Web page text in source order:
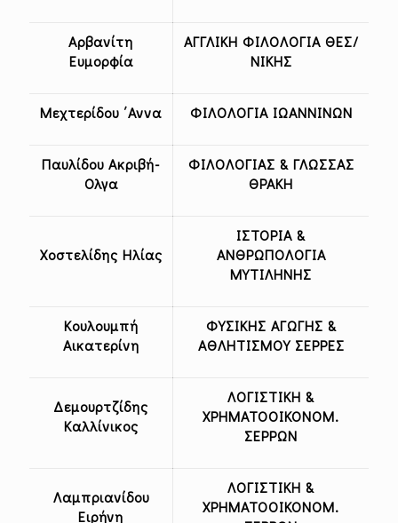
Αρβανίτη
Ευμορφία
ΑΓΓΛΙΚΗ ΦΙΛΟΛΟΓΙΑ ΘΕΣ/
ΝΙΚΗΣ
Μεχτερίδου ΄Αννα ΦΙΛΟΛΟΓΙΑ ΙΩΑΝΝΙΝΩΝ
Παυλίδου Ακριβή-
Ολγα
ΦΙΛΟΛΟΓΙΑΣ & ΓΛΩΣΣΑΣ
ΘΡΑΚΗ
Χοστελίδης Ηλίας
ΙΣΤΟΡΙΑ &
ΑΝΘΡΩΠΟΛΟΓΙΑ
ΜΥΤΙΛΗΝΗΣ
Κουλουμπή
Αικατερίνη
ΦΥΣΙΚΗΣ ΑΓΩΓΗΣ &
ΑΘΛΗΤΙΣΜΟΥ ΣΕΡΡΕΣ
Δεμουρτζίδης
Καλλίνικος
ΛΟΓΙΣΤΙΚΗ &
ΧΡΗΜΑΤΟΟΙΚΟΝΟΜ.
ΣΕΡΡΩΝ
Λαμπριανίδου
Ειρήνη
ΛΟΓΙΣΤΙΚΗ &
ΧΡΗΜΑΤΟΟΙΚΟΝΟΜ.